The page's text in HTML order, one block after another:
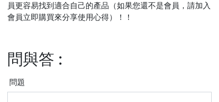
員更容易找到適合自己的產品（如果您還不是會員，請加入
會員立即購買來分享使用心得）！！
問與答 :
問題